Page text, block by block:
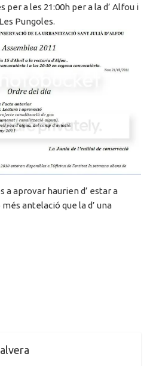
a les 21:00h per a la d’ Alfou i
Pungoles.
a aprovar haurien d’ estar a
antelació que la d’ una